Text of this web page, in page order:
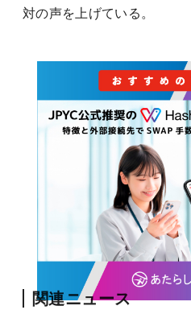
対の声を上げている。
関連ニュース